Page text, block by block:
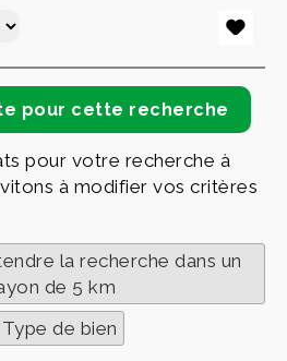
pour votre recherche à
à modifier vos critères
la recherche dans un
de 5 km
Type de bien